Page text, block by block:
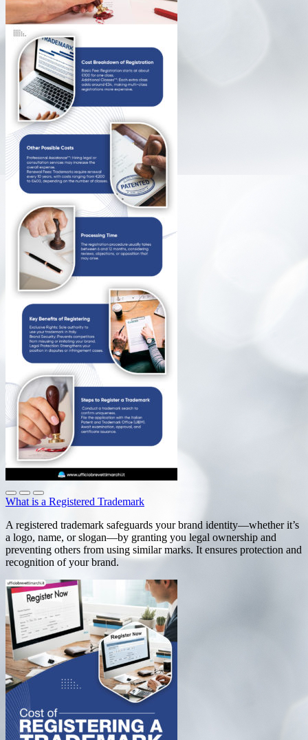
What is a Registered Trademark
A registered trademark safeguards your brand identity—whether it’s
a logo, name, or slogan—by granting you legal ownership and
preventing others from using similar marks. It ensures protection and
recognition of your brand.